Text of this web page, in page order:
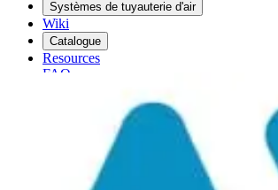
Systèmes de tuyauterie d'air
Wiki
Catalogue
Resources
FAQ
Mon compte